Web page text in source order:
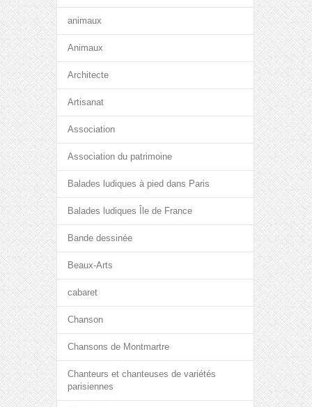
animaux
Animaux
Architecte
Artisanat
Association
Association du patrimoine
Balades ludiques à pied dans Paris
Balades ludiques Île de France
Bande dessinée
Beaux-Arts
cabaret
Chanson
Chansons de Montmartre
Chanteurs et chanteuses de variétés
parisiennes